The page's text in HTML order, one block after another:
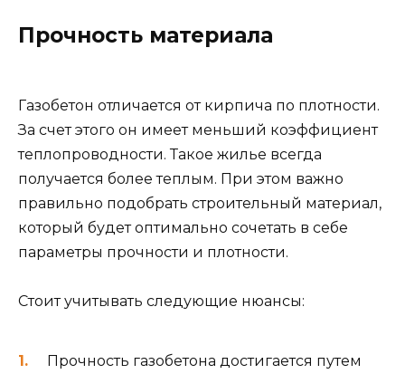
Прочность материала
Газобетон отличается от кирпича по плотности.
За счет этого он имеет меньший коэффициент
теплопроводности. Такое жилье всегда
получается более теплым. При этом важно
правильно подобрать строительный материал,
который будет оптимально сочетать в себе
параметры прочности и плотности.
Стоит учитывать следующие нюансы:
Прочность газобетона достигается путем